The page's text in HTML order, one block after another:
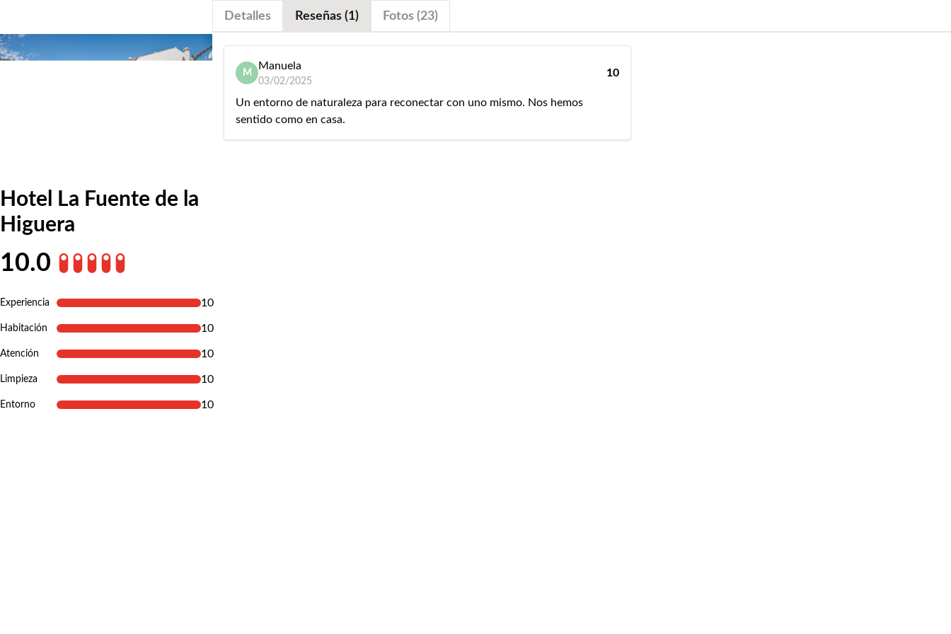
Hotel La Fuente de la
Higuera
10.0
Experiencia 10
Habitación 10
Atención 10
Limpieza 10
Entorno 10
Detalles Reseñas (1) Fotos (23)
M
Manuela
03/02/2025
10
Un entorno de naturaleza para reconectar con uno mismo. Nos hemos
sentido como en casa.